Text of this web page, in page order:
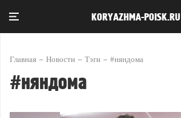
KORYAZHMA-POISK.RU
Главная Новости Тэги #няндома
#няндома